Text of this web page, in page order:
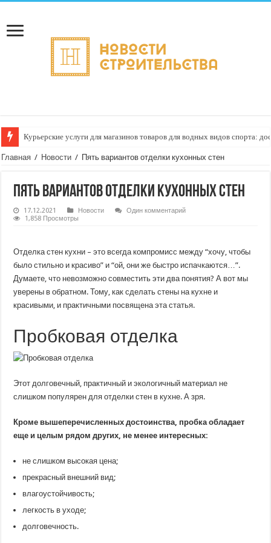
Курьерские услуги для магазинов товаров для водных видов спорта:
Как настроить автоматическое формирование рейтинга курьеров по
Главная / Новости / Пять вариантов отделки кухонных стен
Пять вариантов отделки кухонных стен
17.12.2021 Новости
Один комментарий
1,858 Просмотры
Отделка стен кухни – это всегда компромисс между “хочу, чтобы
было стильно и красиво” и “ой, они же быстро испачкаются…”.
Думаете, что невозможно совместить эти два понятия? А вот мы
уверены в обратном. Тому, как сделать стены на кухне и
красивыми, и практичными посвящена эта статья.
Пробковая отделка
Этот долговечный, практичный и экологичный материал не
слишком популярен для отделки стен в кухне. А зря.
Кроме вышеперечисленных достоинства, пробка обладает
еще и целым рядом других, не менее интересных:
не слишком высокая цена;
прекрасный внешний вид;
влагоустойчивость;
легкость в уходе;
долговечность.